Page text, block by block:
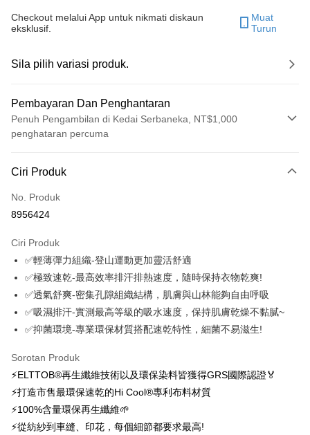
Checkout melalui App untuk nikmati diskaun
eksklusif.
Muat
Turun
Sila pilih variasi produk.
Pembayaran Dan Penghantaran
Penuh Pengambilan di Kedai Serbaneka, NT$1,000
penghataran percuma
Kad Kredit (Bayaran Penuh)
Ansuran Kad Kredit
Taiwan Cooperative Bank
Hua Nan Commercial
Bank
Chang Hwa Commercial
Bank
The Shanghai
Commercial & Savings
Bank
Bank Komersial Taipei
Fubon
Bank Cathay United
Mega International
Taiwan Business Bank
Bank
HSBC Bank (Taiwan)
Limited
Hwatai Bank
Union Bank of Taiwan
Far Eastern International
6 ansuran pada kadar faedah 0,
ansuran
Taiwan Cooperative Bank
Bank Komersial Pertama
Hua Nan Commercial Bank
Chang Hwa Commercial Bank
The Shanghai Commercial &
Savings Bank
Bank Komersial Taipei Fubon
Taiwan Business Bank
Taichung Commercial Bank
HSBC Bank (Taiwan) Limited
Hwatai Bank
Far Eastern International Bank
Yuanta Commercial Bank
Bank Komersial E.SUN
DBS Bank
12 ansuran pada kadar faedah 0, NT$144setiap ansuran
21 Bank
Hua Nan Commercial
Bank
Chang Hwa Commercial
Bank
Commercial & Savings
Bank
Bank Cathay United
Mega International
Taiwan Business Bank
Taichung Commercial
24 ansuran pada kadar faedah 0,NT$72setiap
ansuran
20 Bank
Hua Nan Commercial Bank
The Shanghai Commercial &
Savings Bank
Bank Komersial Taipei Fubon
Mega International Commercial
Bank
Taiwan Business Bank
Taichung Commercial Bank
HSBC Bank (Taiwan) Limited
LINE Pay
Apple Pay
Easy Wallet
Ciri Produk
No. Produk
8956424
Ciri Produk
✅輕薄彈力組織-登山運動更加靈活舒適
✅極致速乾-最高效率排汗排熱速度，隨時保持衣物乾爽!
✅透氣舒爽-密集孔隙組織結構，肌膚與山林能夠自由呼吸
✅吸濕排汗-實測最高等級的吸水速度，保持肌膚乾燥不黏膩~
✅抑菌環境-專業環保材質搭配速乾特性，細菌不易滋生!
Sorotan Produk
⚡ELTTOB®再生纖維技術以及環保染料皆獲得GRS國際認證🏅
⚡打造市售最環保速乾的Hi Cool®專利布料材質
⚡100%含量環保再生纖維🌱
⚡從紡紗到車縫、印花，每個細節都要求最高!